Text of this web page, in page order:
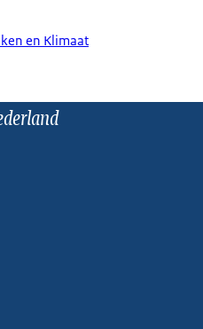
en Klimaat